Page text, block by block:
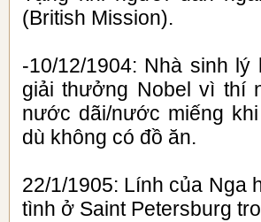
(British Mission).
-10/12/1904: Nhà sinh
giải thưởng Nobel vì thí
nước dãi/nước miếng
dù không có đồ ăn.
22/1/1905: Lính của Nga
tình ở Saint Petersburg